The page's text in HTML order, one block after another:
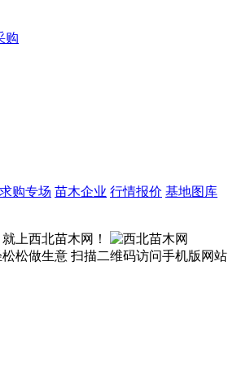
购
求购专场 苗木企业 行情报价 基地图库
上西北苗木网！
松做生意 扫描二维码访问手机版网站